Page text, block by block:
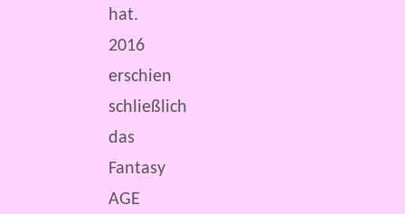
hat.
2016
erschien
schließlich
das
Fantasy
AGE